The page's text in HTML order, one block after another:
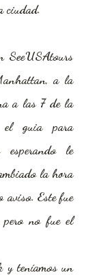
ciudad.
SeeUSAtours
a la
a las 7 de la
guia para
le
la hora
Este fue
pero no fue el
y teníamos un